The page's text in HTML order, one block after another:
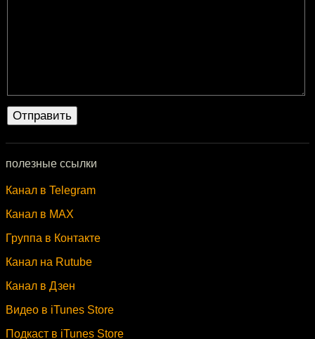
полезные ссылки
Канал в Telegram
Канал в MAX
Группа в Контакте
Канал на Rutube
Канал в Дзен
Видео в iTunes Store
Подкаст в iTunes Store